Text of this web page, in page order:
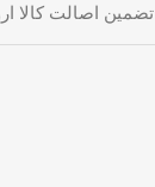
تضمین اصالت کالا